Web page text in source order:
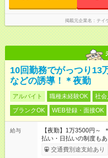
掲載元企業名 テイ
10回勤務でがっつり13
などの誘導！＊夜勤
アルバイト 職種未経験OK 社
ブランクOK
WEB登録・面接OK
給与
【夜勤】1万3500円～
払い・日払いの制度も
交通費別途支給あり